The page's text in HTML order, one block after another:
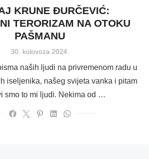
KRUNE ĐURČEVIĆ:
TERORIZAM NA OTOKU
PAŠMANU
Posted
30. kolovoza 2024.
naših ljudi na privremenom radu u
iseljenika, našeg svijeta vanka i pitam
smo to mi ljudi. Nekima od …